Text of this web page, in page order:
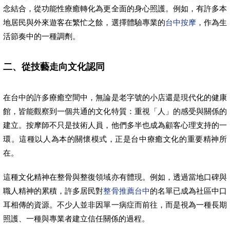
念結合，從功能性療癒轉化為更全面的身心照護。例如，有許多本
地居民與外來遊客在繁忙之餘，選擇體驗專業的台中按摩，作為生
活節奏中的一種調劑。
二、從技藝走向文化認同
在台中的許多療癒空間中，無論是老字號的小店還是現代化的健康
館，皆能觀察到一個共通的文化特質：重視「人」的感受與關係的
建立。按摩師不只是技術人員，他們多半也成為顧客心理支持的一
環。這種以人為本的關懷模式，正是台中療癒文化的重要精神所
在。
這種文化精神在整骨與整復領域亦有體現。例如，透過當地口碑與
職人精神的累積，許多居民對整骨推薦台中的名單已成為社區中口
耳相傳的資源。不少人並非因單一病症而前往，而是視為一種長期
照護、一種與專業者建立信任關係的過程。